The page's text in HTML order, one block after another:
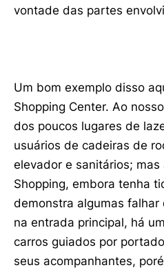
vontade das partes
Um bom exemplo disso
Shopping Center. Ao
dos poucos lugares de
usuários de cadeiras de
elevador e sanitários;
Shopping, embora tenha
demonstra algumas
na entrada principal, há
carros guiados por
seus acompanhantes,